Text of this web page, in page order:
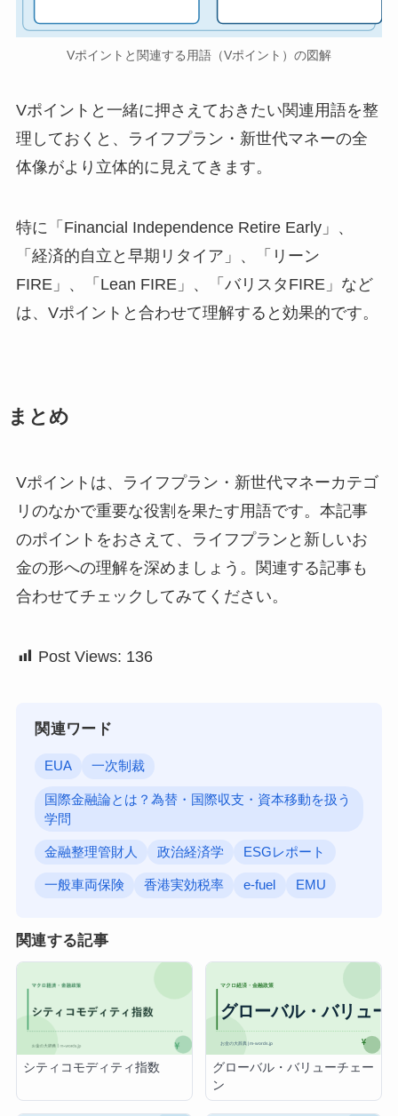
Vポイントと関連する用語（Vポイント）の図解
Vポイントと一緒に押さえておきたい関連用語を整
理しておくと、ライフプラン・新世代マネーの全
体像がより立体的に見えてきます。
特に「Financial Independence Retire Early」、
「経済的自立と早期リタイア」、「リーン
FIRE」、「Lean FIRE」、「バリスタFIRE」など
は、Vポイントと合わせて理解すると効果的です。
まとめ
Vポイントは、ライフプラン・新世代マネーカテゴ
リのなかで重要な役割を果たす用語です。本記事
のポイントをおさえて、ライフプランと新しいお
金の形への理解を深めましょう。関連する記事も
合わせてチェックしてみてください。
Post Views: 136
関連ワード
EUA 一次制裁
国際金融論とは？為替・国際収支・資本移動を扱う
学問
金融整理管財人 政治経済学 ESGレポート
一般車両保険 香港実効税率 e-fuel EMU
関連する記事
シティコモディティ指数
グローバル・バリューチェー
ン